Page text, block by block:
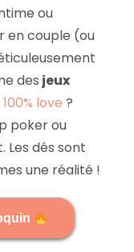
ou
en couple (ou
des jeux
love ?
poker ou
dés sont
une réalité !